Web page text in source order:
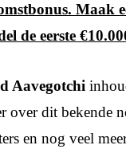
Maak
de eerste
Aavegotchi
dit bekende
en nog veel